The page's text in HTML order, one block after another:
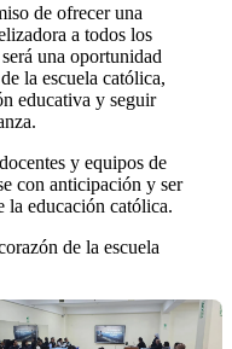
de ofrecer una
a todos los
una oportunidad
la escuela católica,
educativa y seguir
y equipos de
con anticipación y ser
la educación católica.
de la escuela